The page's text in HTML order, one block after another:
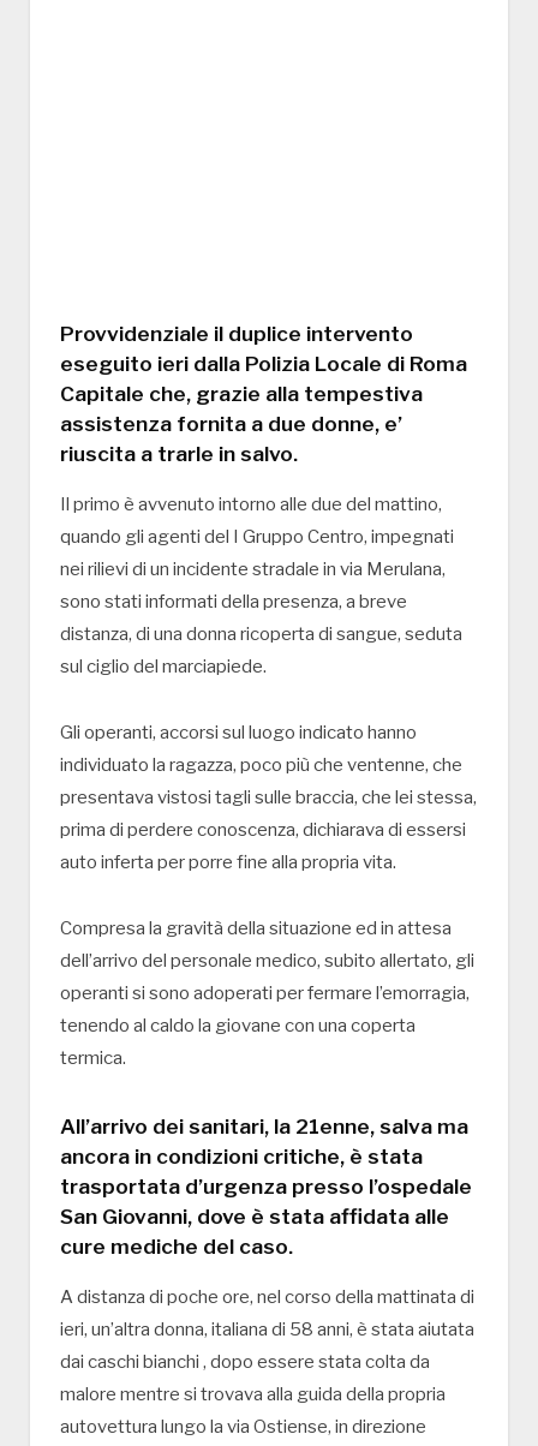
Provvidenziale il duplice intervento
eseguito ieri dalla Polizia Locale di Roma
Capitale che, grazie alla tempestiva
assistenza fornita a due donne, e’
riuscita a trarle in salvo.
Il primo è avvenuto intorno alle due del mattino,
quando gli agenti del I Gruppo Centro, impegnati
nei rilievi di un incidente stradale in via Merulana,
sono stati informati della presenza, a breve
distanza, di una donna ricoperta di sangue, seduta
sul ciglio del marciapiede.
Gli operanti, accorsi sul luogo indicato hanno
individuato la ragazza, poco più che ventenne, che
presentava vistosi tagli sulle braccia, che lei stessa,
prima di perdere conoscenza, dichiarava di essersi
auto inferta per porre fine alla propria vita.
Compresa la gravità della situazione ed in attesa
dell’arrivo del personale medico, subito allertato, gli
operanti si sono adoperati per fermare l’emorragia,
tenendo al caldo la giovane con una coperta
termica.
All’arrivo dei sanitari, la 21enne, salva ma
ancora in condizioni critiche, è stata
trasportata d’urgenza presso l’ospedale
San Giovanni, dove è stata affidata alle
cure mediche del caso.
A distanza di poche ore, nel corso della mattinata di
ieri, un’altra donna, italiana di 58 anni, è stata aiutata
dai caschi bianchi , dopo essere stata colta da
malore mentre si trovava alla guida della propria
autovettura lungo la via Ostiense, in direzione